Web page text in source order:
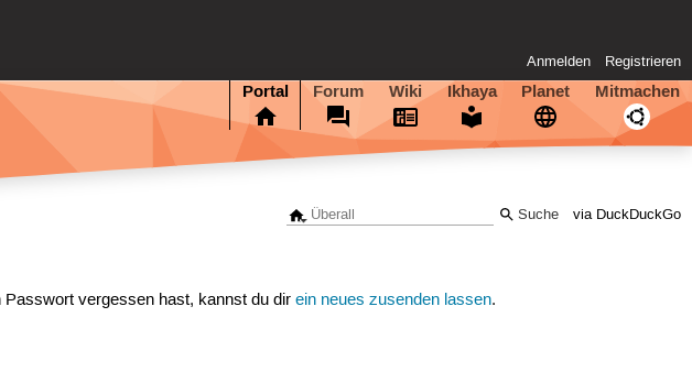
Anmelden Registrieren
Portal Forum Wiki Ikhaya Planet Mitmachen
via DuckDuckGo
Passwort vergessen hast, kannst du direin neues zusenden lassen.